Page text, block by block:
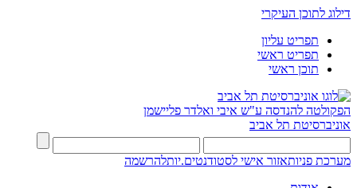
דילוג לתוכן העיקרי
תפריט עליון
תפריט ראשי
תוכן ראשי
הפקולטה להנדסה ע"ש איבי ואלדר פליישמן
אוניברסיטת תל אביב
מערכת פניותאזור אישי לסטודנטים.יותלהרשמה